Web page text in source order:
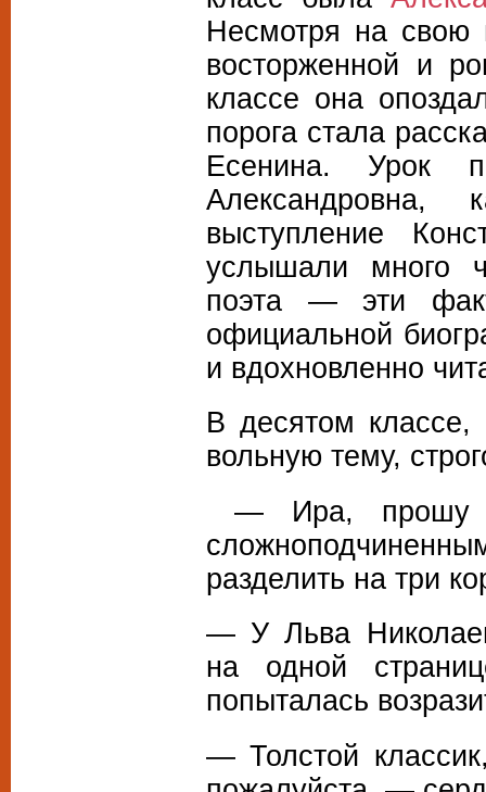
Несмотря на свою
восторженной и
классе она
порога стала
Есенина. Урок
Александровна,
выступление
услышали много
поэта — эти
официальной
и вдохновленно
В десятом классе,
вольную тему,
— Ира, прошу
разделить на три
— У Льва
на одной
попыталась
— Толстой